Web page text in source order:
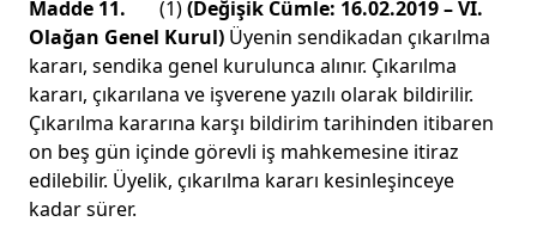
Madde 11. (1)(Değişik Cümle: 16.02.2019 – VI.
Olağan Genel Kurul) Üyenin sendikadan çıkarılma
kararı, sendika genel kurulunca alınır. Çıkarılma
kararı, çıkarılana ve işverene yazılı olarak bildirilir.
Çıkarılma kararına karşı bildirim tarihinden itibaren
on beş gün içinde görevli iş mahkemesine itiraz
edilebilir. Üyelik, çıkarılma kararı kesinleşinceye
kadar sürer.